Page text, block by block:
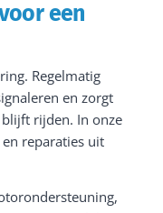
een
Regelmatig
en zorgt
rijden. In onze
reparaties uit